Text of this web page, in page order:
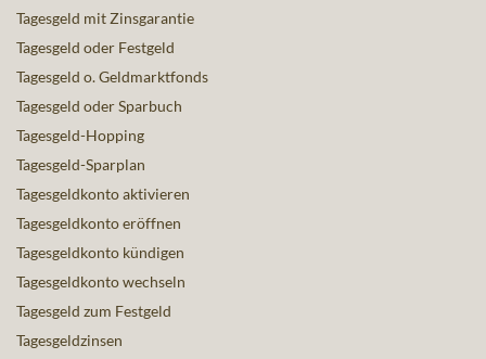
Tagesgeld mit Zinsgarantie
Tagesgeld oder Festgeld
Tagesgeld o. Geldmarktfonds
Tagesgeld oder Sparbuch
Tagesgeld-Hopping
Tagesgeld-Sparplan
Tagesgeldkonto aktivieren
Tagesgeldkonto eröffnen
Tagesgeldkonto kündigen
Tagesgeldkonto wechseln
Tagesgeld zum Festgeld
Tagesgeldzinsen